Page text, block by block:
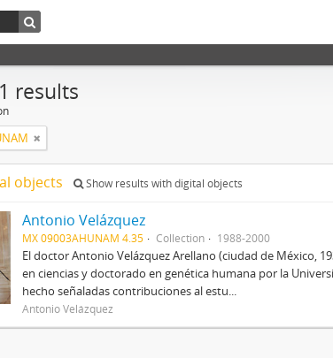
results
objects Show results with digital objects
Antonio Velázquez
MX 09003AHUNAM 4.35 Collection 1988-2000
El doctor Antonio Velázquez Arellano (ciudad de México,
en ciencias y doctorado en genética humana por la
hecho señaladas contribuciones al estu...
Antonio Velázquez